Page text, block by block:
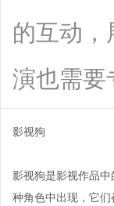
的互动
演也需要
影视狗
影视狗是影视作品
种角色中出现，它